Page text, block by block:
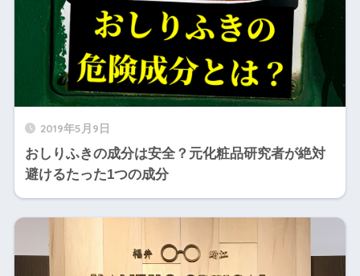
2019年5月9日
おしりふきの成分は安全？元化粧品研究者が絶対
避けるたった1つの成分